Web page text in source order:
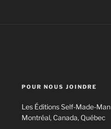
POUR NOUS JOINDRE
Les Éditions Self-Made-Man
Montréal, Canada, Québec